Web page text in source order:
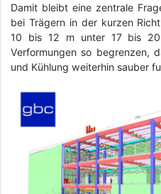
Damit bleibt eine zentrale
bei Trägern in der kurzen
10 bis 12 m unter 17 bis
Verformungen so begrenzen,
und Kühlung weiterhin sauber